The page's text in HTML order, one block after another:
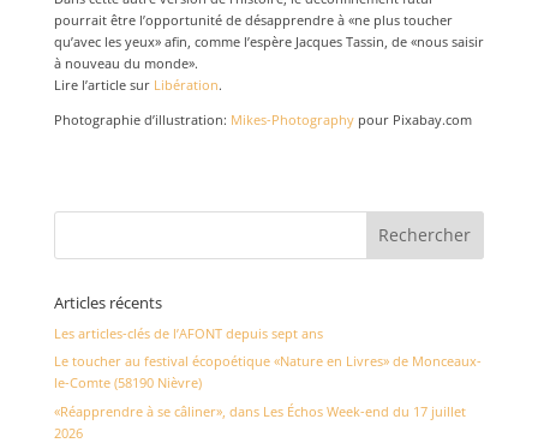
pourrait être l’opportunité de désapprendre à «ne plus toucher
qu’avec les yeux» afin, comme l’espère Jacques Tassin, de «nous saisir
à nouveau du monde».
Lire l’article sur Libération.
Photographie d’illustration: Mikes-Photographypour Pixabay.com
Articles récents
Les articles-clés de l’AFONT depuis sept ans
Le toucher au festival écopoétique «Nature en Livres» de Monceaux-
le-Comte (58190 Nièvre)
«Réapprendre à se câliner», dans Les Échos Week-end du 17 juillet
2026